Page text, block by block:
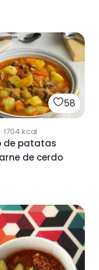
58
· 1704 kcal
de patatas
de cerdo